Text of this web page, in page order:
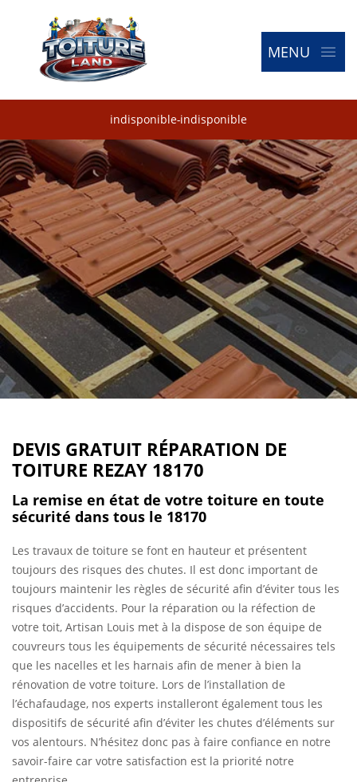
MENU
indisponible-indisponible
DEVIS GRATUIT RÉPARATION DE
TOITURE REZAY 18170
La remise en état de votre toiture en toute
sécurité dans tous le 18170
Les travaux de toiture se font en hauteur et présentent
toujours des risques des chutes. Il est donc important de
toujours maintenir les règles de sécurité afin d’éviter tous les
risques d’accidents. Pour la réparation ou la réfection de
votre toit, Artisan Louis met à la dispose de son équipe de
couvreurs tous les équipements de sécurité nécessaires tels
que les nacelles et les harnais afin de mener à bien la
rénovation de votre toiture. Lors de l’installation de
l’échafaudage, nos experts installeront également tous les
dispositifs de sécurité afin d’éviter les chutes d’éléments sur
vos alentours. N’hésitez donc pas à faire confiance en notre
savoir-faire car votre satisfaction est la priorité notre